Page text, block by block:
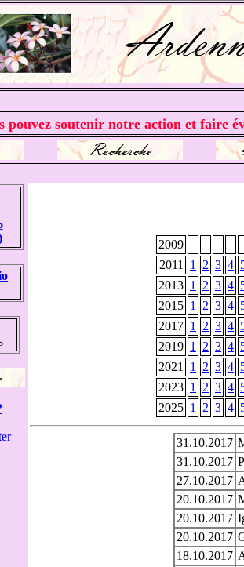
pouvez soutenir notre action et faire
2009
2011
1 2 3 4
2013 1 2 3 4
2015 1 2 3 4
2017 1 2 3 4
2019 1 2 3 4
2021
1 2 3 4
2023 1 2 3 4
2025 1 2 3 4
31.10.2017
31.10.2017
27.10.2017
20.10.2017
20.10.2017
20.10.2017
18.10.2017